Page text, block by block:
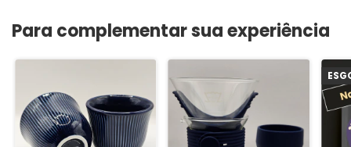
Para complementar sua experiência